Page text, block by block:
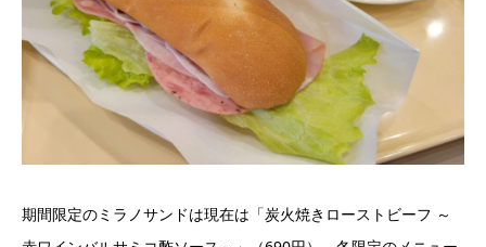
期間限定のミラノサンドは現在は「炭火焼きローストビーフ ～